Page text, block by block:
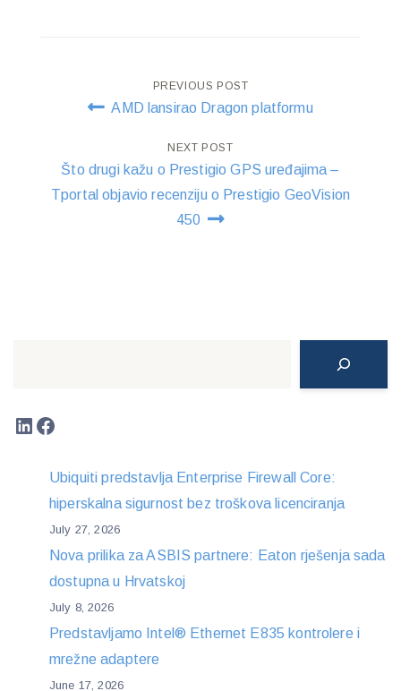
Post
navigation
PREVIOUS POST
AMD lansirao Dragon platformu
NEXT POST
Što drugi kažu o Prestigio GPS uređajima –
Tportal objavio recenziju o Prestigio GeoVision
450
LinkedIn
Facebook
Ubiquiti predstavlja Enterprise Firewall Core:
hiperskalna sigurnost bez troškova licenciranja
July 27, 2026
Nova prilika za ASBIS partnere: Eaton rješenja sada
dostupna u Hrvatskoj
July 8, 2026
Predstavljamo Intel® Ethernet E835 kontrolere i
mrežne adaptere
June 17, 2026